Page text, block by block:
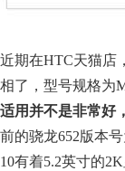
近期在HTC天猫店
相了，型号规格为
适用并不是非常好
前的骁龙652版本
10有着5.2英寸的